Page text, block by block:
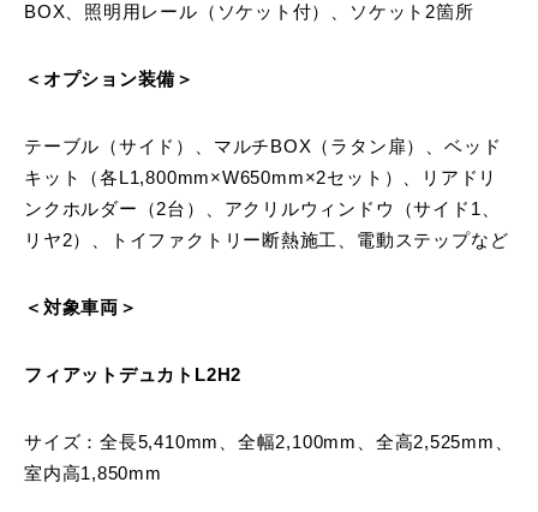
BOX、照明用レール（ソケット付）、ソケット2箇所
＜オプション装備＞
テーブル（サイド）、マルチBOX（ラタン扉）、ベッド
キット（各L1,800mm×W650mm×2セット）、リアドリ
ンクホルダー（2台）、アクリルウィンドウ（サイド1、
リヤ2）、トイファクトリー断熱施工、電動ステップなど
＜対象車両＞
フィアットデュカトL2H2
サイズ：全長5,410mm、全幅2,100mm、全高2,525mm、
室内高1,850mm